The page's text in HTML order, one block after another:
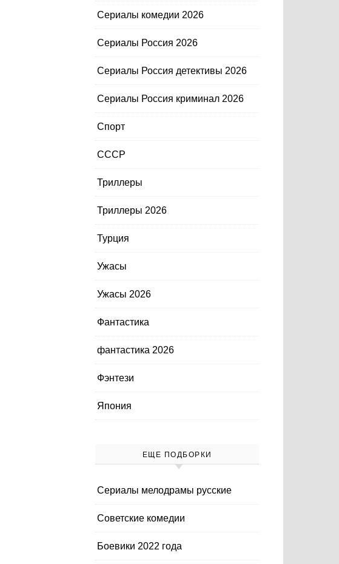
Сериалы комедии 2026
Сериалы Россия 2026
Сериалы Россия детективы 2026
Сериалы Россия криминал 2026
Спорт
СССР
Триллеры
Триллеры 2026
Турция
Ужасы
Ужасы 2026
Фантастика
фантастика 2026
Фэнтези
Япония
ЕЩЕ ПОДБОРКИ
Cериалы мелодрамы русские
Cоветские комедии
Боевики 2022 года